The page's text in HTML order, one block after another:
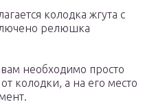
колодка жгута с
релюшка
необходимо просто
колодки, а на его место